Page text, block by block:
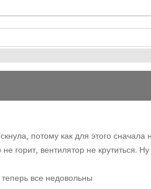
потому как для этого сначала
горит, вентилятор не крутиться.
все недовольны